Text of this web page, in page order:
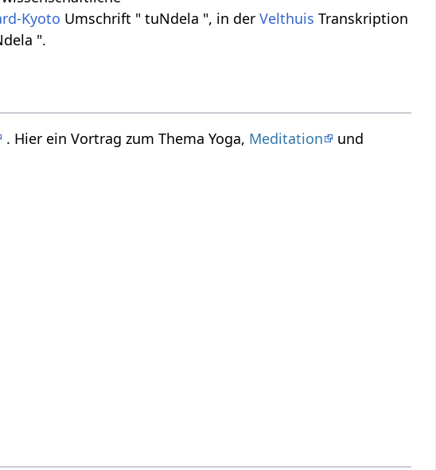
Kyoto Umschrift " tuNdela ", in derVelthuis Transkription
".
. Hier ein Vortrag zum Thema Yoga, Meditation
und